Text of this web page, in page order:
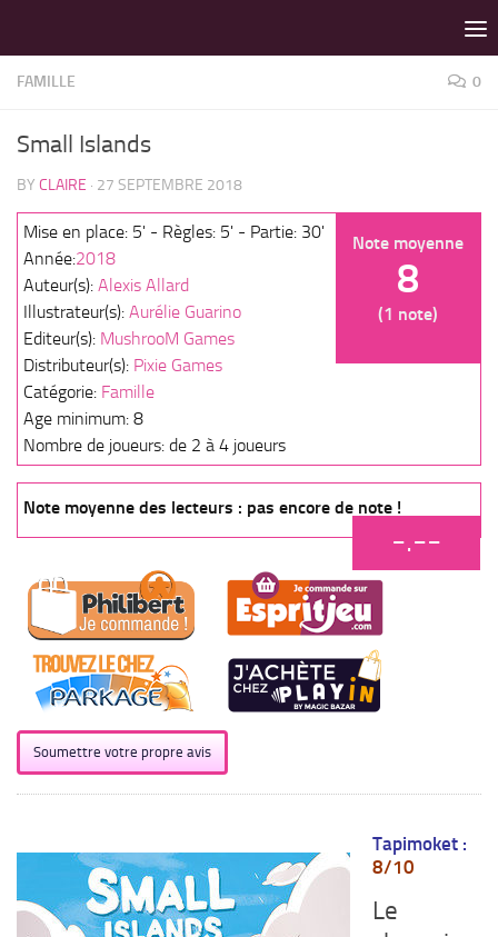
FAMILLE 0
Small Islands
BY CLAIRE · 27 SEPTEMBRE 2018
Note moyenne
8
(1 note)
Mise en place: 5' - Règles: 5' - Partie: 30'
Année:2018
Auteur(s): Alexis Allard
Illustrateur(s): Aurélie Guarino
Editeur(s): MushrooM Games
Distributeur(s): Pixie Games
Catégorie: Famille
Age minimum: 8
Nombre de joueurs: de 2 à 4 joueurs
Note moyenne des lecteurs : pas encore de note !
-.--
Soumettre votre propre avis
Tapimoket :
8/10
Le